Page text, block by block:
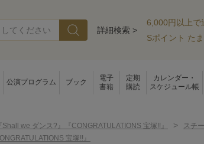
詳細検索 >
6,000円以上で
Sポイント た
公演プログラム ブック
電子
書籍
定期
購読
カレンダー・
スケジュール帳
『Shall we ダンス?』『CONGRATULATIONS 宝塚!!』 > スチ
宝塚!!』